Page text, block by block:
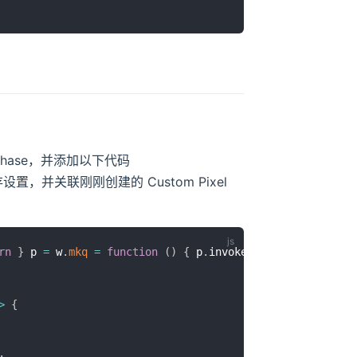
，并添加以下代码
置，并关联刚刚创建的 Custom Pixel
} p = w.mkq = function ( ) { p. invokeFunc
{